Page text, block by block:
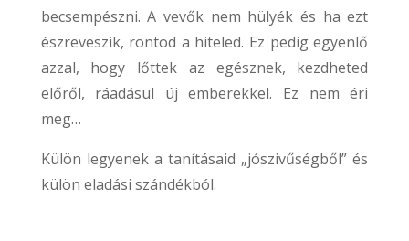
becsempészni. A vevők nem hülyék és ha ezt
észreveszik, rontod a hiteled. Ez pedig egyenlő
azzal, hogy lőttek az egésznek, kezdheted
előről, ráadásul új emberekkel. Ez nem éri
meg…
Külön legyenek a tanításaid „jószivűségből” és
külön eladási szándékból.